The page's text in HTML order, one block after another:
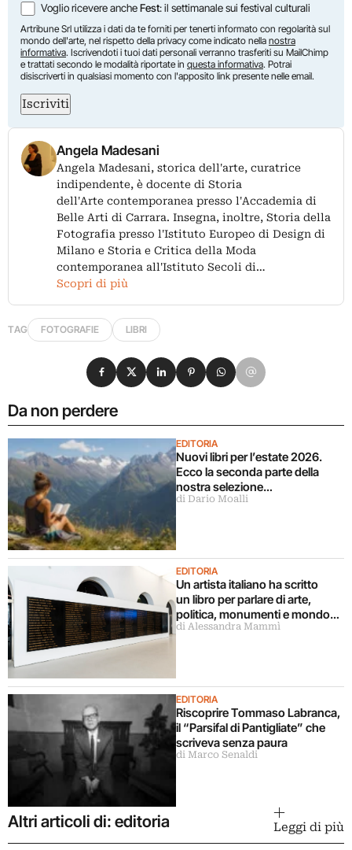
Voglio ricevere ancheFest: il settimanale sui festival culturali
Artribune Srl utilizza i dati da te forniti per tenerti informato con regolarità sul
mondo dell'arte, nel rispetto della privacy come indicato nella nostra
informativa. Iscrivendoti i tuoi dati personali verranno trasferiti su MailChimp
e trattati secondo le modalità riportate in questa informativa. Potrai
disiscriverti in qualsiasi momento con l'apposito link presente nelle email.
Iscriviti
Angela Madesani
Angela Madesani, storica dell'arte, curatrice
indipendente, è docente di Storia
dell'Arte contemporanea presso l'Accademia di
Belle Arti di Carrara. Insegna, inoltre, Storia della
Fotografia presso l'Istituto Europeo di Design di
Milano e Storia e Critica della Moda
contemporanea all'Istituto Secoli di…
Scopri di più
TAG FOTOGRAFIE LIBRI
Da non perdere
EDITORIA
Nuovi libri per l’estate 2026.
Ecco la seconda parte della
nostra selezione…
di Dario Moalli
EDITORIA
Un artista italiano ha scritto
un libro per parlare di arte,
politica, monumenti e mondo
militare
di Alessandra Mammì
EDITORIA
Riscoprire Tommaso Labranca,
il “Parsifal di Pantigliate” che
scriveva senza paura
di Marco Senaldi
Condividi su Facebook
Condividi su X
Condividi su LinkedIn
Condividi su Pinterest
Condividi su WhatsApp
Condividi su Email
Altri articoli di: editoria Leggi di più